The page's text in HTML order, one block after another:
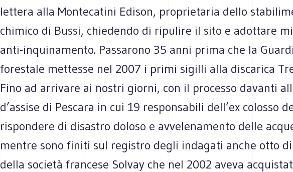
lettera alla Montecatini Edison, proprietaria dello
chimico di Bussi, chiedendo di ripulire il sito e adottare
anti-inquinamento. Passarono 35 anni prima che la
forestale mettesse nel 2007 i primi sigilli alla discarica
Fino ad arrivare ai nostri giorni, con il processo davanti
d’assise di Pescara in cui 19 responsabili dell’ex colosso
rispondere di disastro doloso e avvelenamento delle
mentre sono finiti sul registro degli indagati anche otto
della società francese Solvay che nel 2002 aveva